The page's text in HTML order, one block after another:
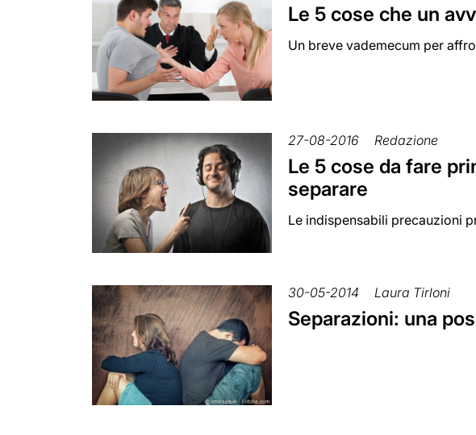
Le 5 cose che un
Un breve vademecum per
27-08-2016 Redazione
Le 5 cose da fare
separare
Le indispensabili precauzioni
30-05-2014 Laura Tirloni
Separazioni: una